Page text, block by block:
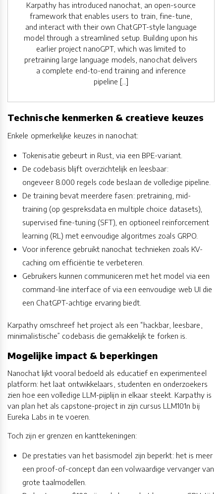
Karpathy has introduced nanochat, an open-source
framework that enables users to train, fine-tune,
and interact with their own ChatGPT-style language
model through a streamlined setup. Building upon his
earlier project nanoGPT, which was limited to
pretraining large language models, nanochat delivers
a complete end-to-end training and inference
pipeline […]
Technische kenmerken & creatieve keuzes
Enkele opmerkelijke keuzes in nanochat:
Tokenisatie gebeurt in Rust, via een BPE-variant.
De codebasis blijft overzichtelijk en leesbaar:
ongeveer 8.000 regels code beslaan de volledige pipeline.
De training bevat meerdere fasen: pretraining, mid-
training (op gespreksdata en multiple choice datasets),
supervised fine-tuning (SFT), en optioneel reinforcement
learning (RL) met eenvoudige algoritmes zoals GRPO.
Voor inference gebruikt nanochat technieken zoals KV-
caching om efficiëntie te verbeteren.
Gebruikers kunnen communiceren met het model via een
command-line interface of via een eenvoudige web UI die
een ChatGPT-achtige ervaring biedt.
Karpathy omschreef het project als een “hackbar, leesbare,
minimalistische” codebasis die gemakkelijk te forken is.
Mogelijke impact & beperkingen
Nanochat lijkt vooral bedoeld als educatief en experimenteel
platform: het laat ontwikkelaars, studenten en onderzoekers
zien hoe een volledige LLM-pijplijn in elkaar steekt. Karpathy is
van plan het als capstone-project in zijn cursus LLM101n bij
Eureka Labs in te voeren.
Toch zijn er grenzen en kanttekeningen:
De prestaties van het basismodel zijn beperkt: het is meer
een proof-of-concept dan een volwaardige vervanger van
grote taalmodellen.